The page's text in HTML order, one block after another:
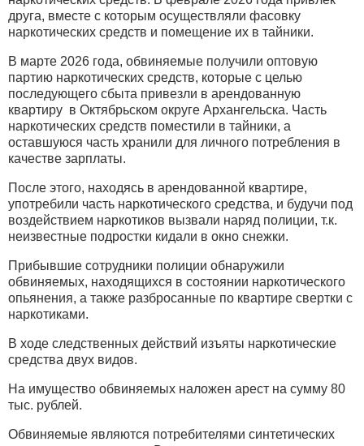
друга, вместе с которым осуществляли фасовку
наркотических средств и помещение их в тайники.
В марте 2026 года, обвиняемые получили оптовую
партию наркотических средств, которые с целью
последующего сбыта привезли в арендованную
квартиру в Октябрьском округе Архангельска. Часть
наркотических средств поместили в тайники, а
оставшуюся часть хранили для личного потребления в
качестве зарплаты.
После этого, находясь в арендованной квартире,
употребили часть наркотического средства, и будучи под
воздействием наркотиков вызвали наряд полиции, т.к.
неизвестные подростки кидали в окно снежки.
Прибывшие сотрудники полиции обнаружили
обвиняемых, находящихся в состоянии наркотического
опьянения, а также разбросанные по квартире свертки с
наркотиками.
В ходе следственных действий изъяты наркотические
средства двух видов.
На имущество обвиняемых наложен арест на сумму 80
тыс. рублей.
Обвиняемые являются потребителями синтетических